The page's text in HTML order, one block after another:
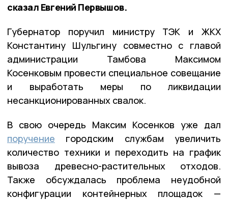
сказал Евгений Первышов.
Губернатор поручил министру ТЭК и ЖКХ
Константину Шульгину совместно с главой
администрации Тамбова Максимом
Косенковым провести специальное совещание
и выработать меры по ликвидации
несанкционированных свалок.
В свою очередь Максим Косенков уже дал
поручение городским службам увеличить
количество техники и переходить на график
вывоза древесно-растительных отходов.
Также обсуждалась проблема неудобной
конфигурации контейнерных площадок —